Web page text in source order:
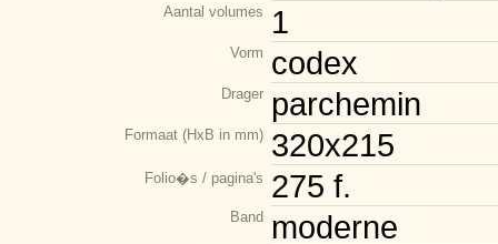
Aantal volumes 1
Vorm codex
Drager parchemin
Formaat (HxB in mm) 320x215
Folio�s / pagina's 275 f.
Band moderne